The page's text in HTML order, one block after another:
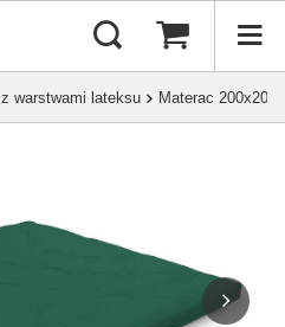
z warstwami lateksu Materac